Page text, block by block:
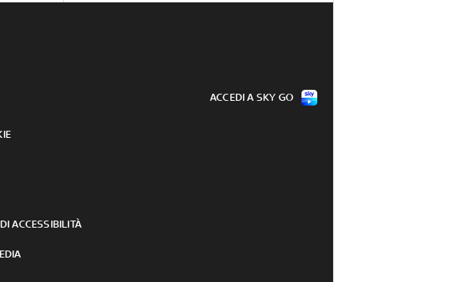
ACCESSIBILITÀ
ACCEDI A SKY GO